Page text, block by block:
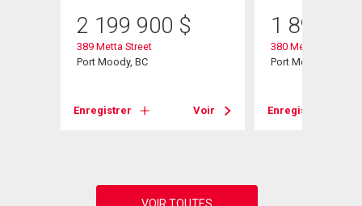
2 199 900 $
389 Metta Street
Port Moody, BC
Enregistrer Voir
1 899
380 Metta Street
Port Moody, BC
Enregistrer